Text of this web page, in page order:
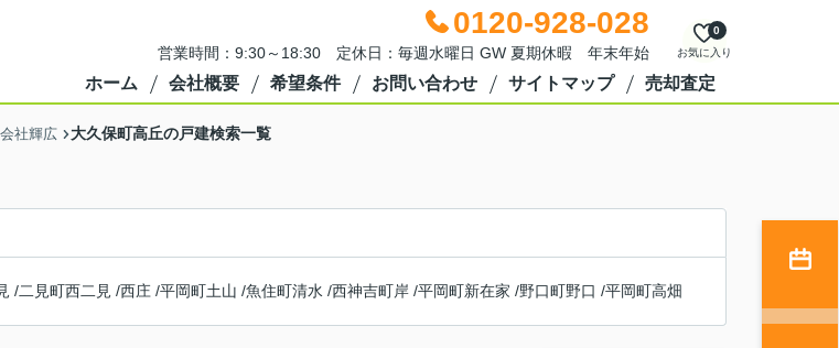
0120-928-028
営業時間：9:30～18:30 定休日：毎週水曜日 GW 夏期休暇 年末年始 お気に入り
0
ホーム 会社概要 希望条件 お問い合わせ サイトマップ 売却査定
社輝広 大久保町高丘の戸建検索一覧
/二見町西二見 /西庄 /平岡町土山 /魚住町清水 /西神吉町岸 /平岡町新在家 /野口町野口 /平岡町高畑